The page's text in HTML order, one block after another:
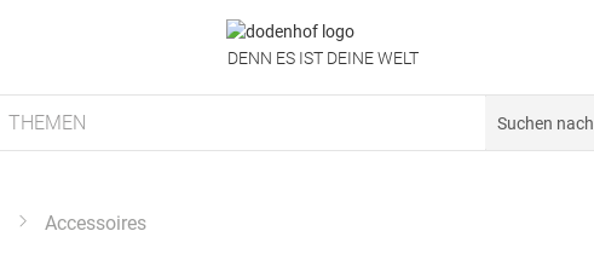
DENN ES IST DEINE WELT
THEMEN
Accessoires